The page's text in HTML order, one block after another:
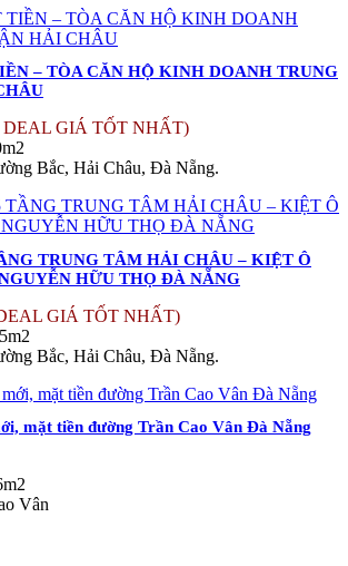
– TÒA CĂN HỘ KINH DOANH TRUNG
DEAL GIÁ TỐT NHẤT)
Bắc, Hải Châu, Đà Nẵng.
TRUNG TÂM HẢI CHÂU – KIỆT Ô
HỮU THỌ ĐÀ NẴNG
GIÁ TỐT NHẤT)
Bắc, Hải Châu, Đà Nẵng.
mặt tiền đường Trần Cao Vân Đà Nẵng
Vân